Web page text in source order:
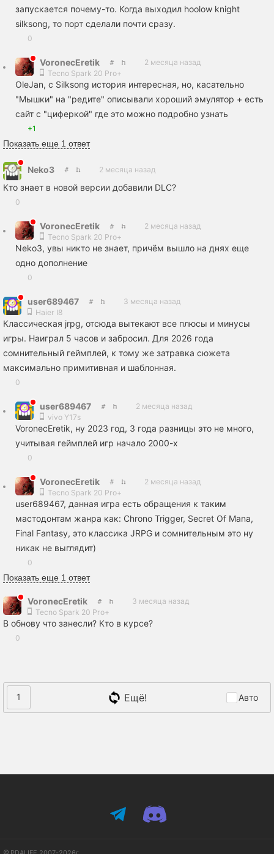
запускается почему-то. Когда выходил hoolow knight
silksong, то порт сделали почти сразу.
0
VoronecEretik
2 месяца назад
Tecno Spark 20 Pro+
OleJan, с Silksong история интересная, но, касательно
"Мышки" на "редите" описывали хороший эмулятор + есть
сайт с "циферкой" где это можно подробно узнать
+1
Показать еще 1 ответ
Neko3 2 месяца назад
Кто знает в новой версии добавили DLC?
0
VoronecEretik
2 месяца назад
Tecno Spark 20 Pro+
Neko3, увы никто не знает, причём вышло на днях еще
одно дополнение
0
user689467
3 месяца назад
Haier I8
Классическая jrpg, отсюда вытекают все плюсы и минусы
игры. Наиграл 5 часов и забросил. Для 2026 года
сомнительный геймплей, к тому же затравка сюжета
максимально примитивная и шаблонная.
0
user689467
2 месяца назад
vivo Y17s
VoronecEretik, ну 2023 год, 3 года разницы это не много,
учитывая геймплей игр начало 2000-х
0
VoronecEretik
2 месяца назад
Tecno Spark 20 Pro+
user689467, данная игра есть обращения к таким
мастодонтам жанра как: Chrono Trigger, Secret Of Mana,
Final Fantasy, это классика JRPG и сомнительным это ну
никак не выглядит)
0
Показать еще 1 ответ
VoronecEretik
3 месяца назад
Tecno Spark 20 Pro+
В обнову что занесли? Кто в курсе?
0
1 Ещё! Авто